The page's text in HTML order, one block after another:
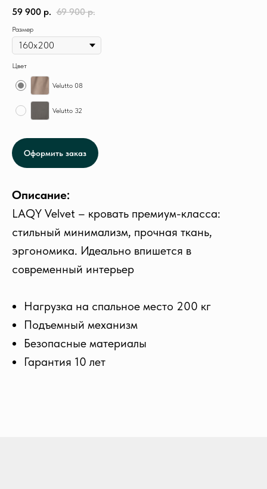
59 900 р. 69 900 р.
Размер
Цвет
Velutto 08
Velutto 32
Оформить заказ
Описание:
LAQY Velvet – кровать премиум-класса:
стильный минимализм, прочная ткань,
эргономика. Идеально впишется в
современный интерьер
Нагрузка на спальное место 200 кг
Подъемный механизм
Безопасные материалы
Гарантия 10 лет